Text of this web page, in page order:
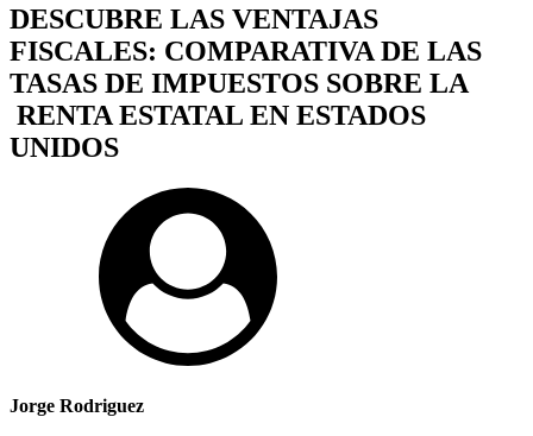
DESCUBRE LAS VENTAJAS
FISCALES: COMPARATIVA DE LAS
TASAS DE IMPUESTOS SOBRE LA
RENTA ESTATAL EN ESTADOS
UNIDOS
Jorge Rodriguez